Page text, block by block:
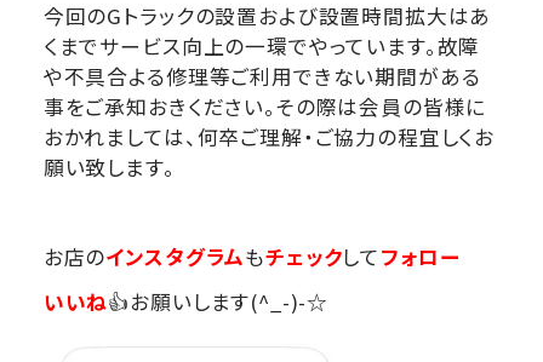
今回のGトラックの設置および設置時間拡大はあ
くまでサービス向上の一環でやっています。故障
や不具合よる修理等ご利用できない期間がある
事をご承知おきください。その際は会員の皆様に
おかれましては、何卒ご理解・ご協力の程宜しくお
願い致します。
お店のインスタグラムもチェックしてフォロー
いいね👍お願いします(^_-)-☆